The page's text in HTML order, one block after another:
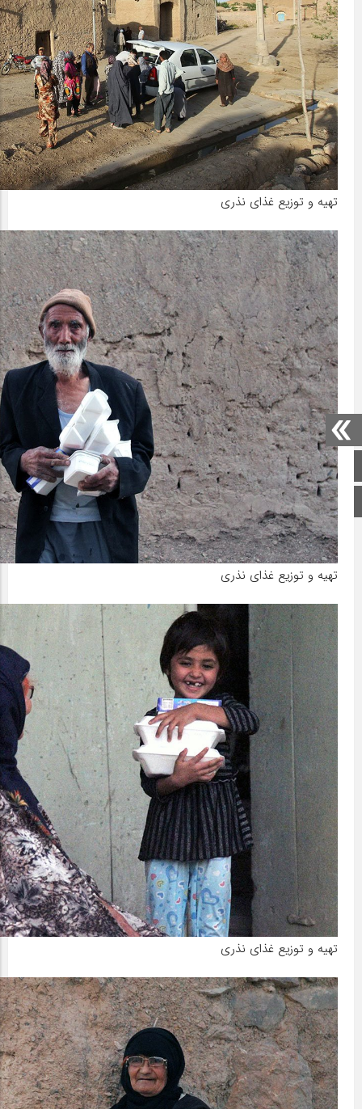
صفحه اصلی
اینستاگرام
تهیه و توزیع غذای نذری
تهیه و توزیع غذای نذری
تهیه و توزیع غذای نذری